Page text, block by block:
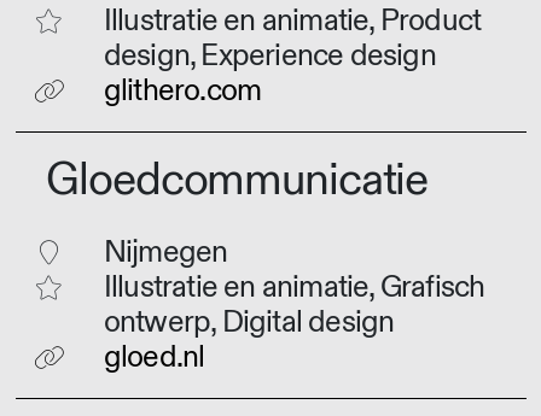
Illustratie en animatie, Product
design, Experience design
glithero.com
Gloedcommunicatie
Nijmegen
Illustratie en animatie, Grafisch
ontwerp, Digital design
gloed.nl